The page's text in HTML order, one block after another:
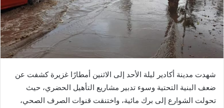
شهدت مدينة أكادير ليلة الأحد إلى الاثنين أمطارًا غزيرة كشفت عن
ضعف البنية التحتية وسوء تدبير مشاريع التأهيل الحضري، حيث
تحولت الشوارع إلى برك مائية، واختنقت قنوات الصرف الصحي،